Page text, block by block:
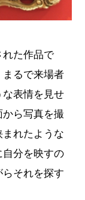
た作品で
るで来場者
表情を見せ
ら写真を撮
れたような
分を映すの
それを探す